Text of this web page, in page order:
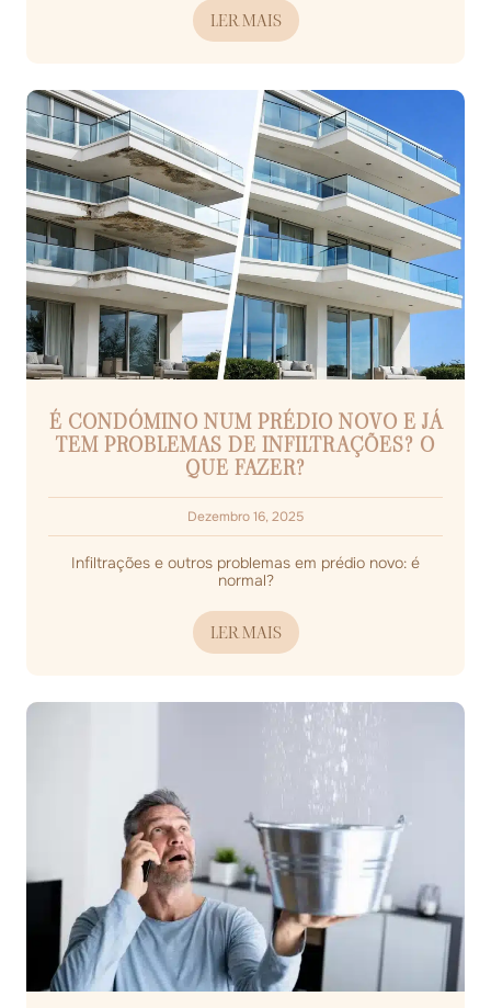
LER MAIS
É CONDÓMINO NUM PRÉDIO NOVO E JÁ
TEM PROBLEMAS DE INFILTRAÇÕES? O
QUE FAZER?
Dezembro 16, 2025
Infiltrações e outros problemas em prédio novo: é
normal?
LER MAIS